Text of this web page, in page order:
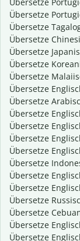
Übersetze
Übersetze
Übersetze
Übersetze
Übersetze
Übersetze
Übersetze
Übersetze
Übersetze
Übersetze
Übersetze
Übersetze
Übersetze
Übersetze
Übersetze
Übersetze
Übersetze
Übersetze
Übersetze